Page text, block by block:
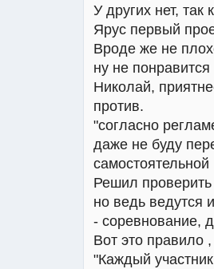
У других нет, так
Ярус первый
Вроде же не
ну не
Николай,
против.
"согласно
даже не буду
самостоятельной
Решил
но ведь ведутся
- соревнование,
Вот это правило
"Каждый